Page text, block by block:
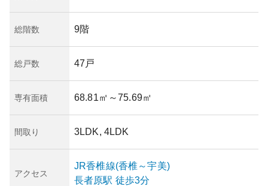
総階数 9階
総戸数 47戸
専有面積 68.81㎡ ～75.69㎡
間取り 3LDK, 4LDK
アクセス
JR香椎線(香椎～宇美)
長者原駅 徒歩3分